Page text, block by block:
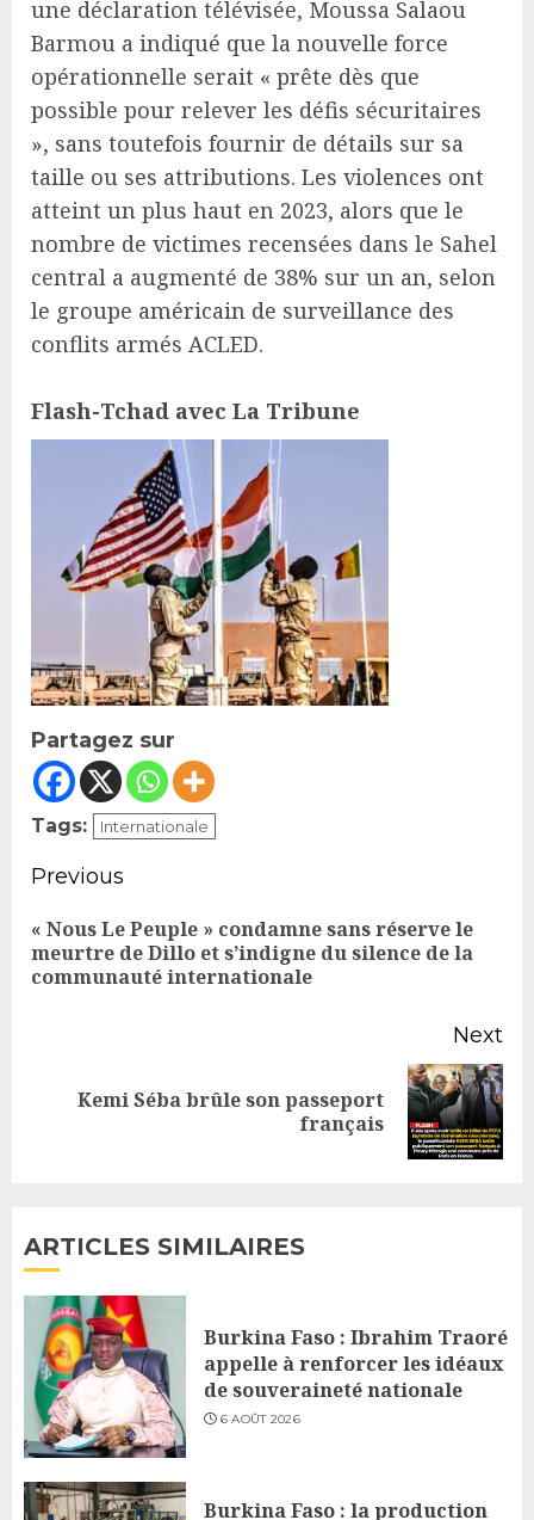
une déclaration télévisée, Moussa Salaou
Barmou a indiqué que la nouvelle force
opérationnelle serait « prête dès que
possible pour relever les défis sécuritaires
», sans toutefois fournir de détails sur sa
taille ou ses attributions. Les violences ont
atteint un plus haut en 2023, alors que le
nombre de victimes recensées dans le Sahel
central a augmenté de 38% sur un an, selon
le groupe américain de surveillance des
conflits armés ACLED.
Flash-Tchad avec La Tribune
Partagez sur
Tags: Internationale
Continue
Reading
Previous
« Nous Le Peuple » condamne sans réserve le
meurtre de Dillo et s’indigne du silence de la
communauté internationale
Next
NextKemi Séba brûle son passeport
français
ARTICLES SIMILAIRES
Burkina Faso : Ibrahim Traoré
appelle à renforcer les idéaux
de souveraineté nationale
6 AOÛT 2026
Burkina Faso : la production